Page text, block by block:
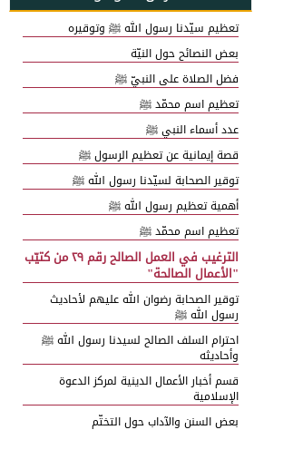
تعظيم سيّدنا رسول الله ﷺ وتوقيره
بعض النصائح حول النيّة
فضل الصلاة على النبيّ ﷺ
تعظيم اسم محمّد ﷺ
عدد أسماء النبي ﷺ
قصة إيمانية عن تعظيم الرسول ﷺ
توقير الصحابة لسيّدنا رسول الله ﷺ
أهمية تعظيم رسول الله ﷺ
تعظيم اسم محمّد ﷺ
الترغيب في العمل الصالح رقم ۲۹ من كتيّب
"الأعمال الصالحة"
توقير الصحابة رضوان الله عليهم لأحاديث
رسول الله ﷺ
احترام السلف الصالح لسيدنا رسول الله ﷺ
وأحاديثه
قسم أخبار الأعمال الدينية لمركز الدعوة
الإسلامية
بعض السنن والآداب حول التختّم